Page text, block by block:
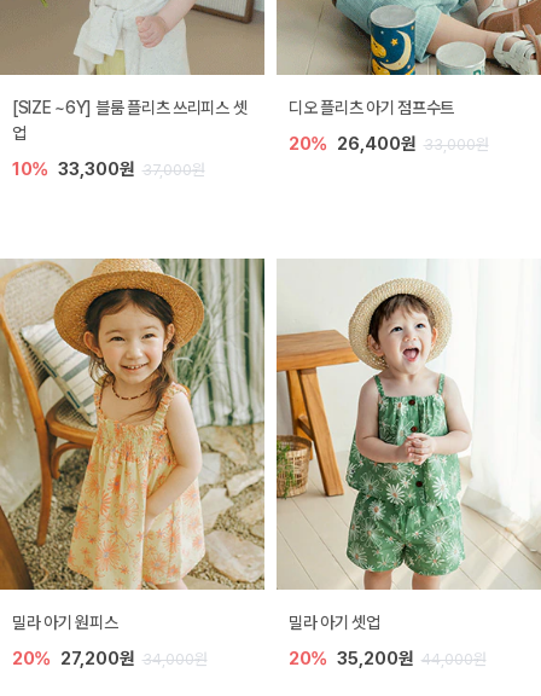
[SIZE ~6Y] 블룸 플리츠 쓰리피스 셋
업
10% 33,300원 37,000원
디오 플리츠 아기 점프수트
20% 26,400원 33,000원
밀라 아기 원피스
20% 27,200원 34,000원
밀라 아기 셋업
20% 35,200원 44,000원